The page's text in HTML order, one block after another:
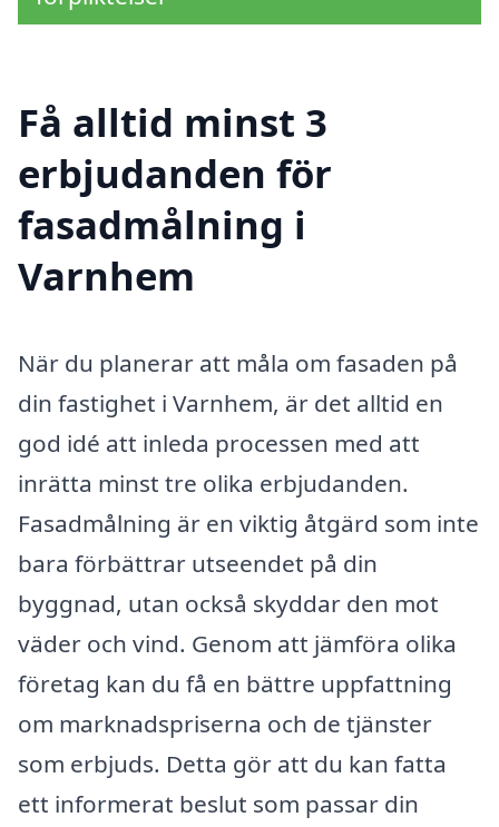
Få alltid minst 3
erbjudanden för
fasadmålning i
Varnhem
När du planerar att måla om fasaden på
din fastighet i Varnhem, är det alltid en
god idé att inleda processen med att
inrätta minst tre olika erbjudanden.
Fasadmålning är en viktig åtgärd som inte
bara förbättrar utseendet på din
byggnad, utan också skyddar den mot
väder och vind. Genom att jämföra olika
företag kan du få en bättre uppfattning
om marknadspriserna och de tjänster
som erbjuds. Detta gör att du kan fatta
ett informerat beslut som passar din